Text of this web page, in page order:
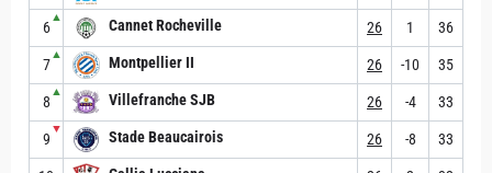
6
▲ Cannet Rocheville 26 1 36
7
▲ Montpellier II 26 -10 35
8
▲ Villefranche SJB 26 -4 33
9
▼ Stade Beaucairois 26 -8 33